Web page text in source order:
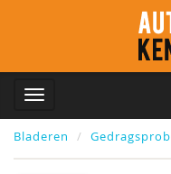
Bladeren